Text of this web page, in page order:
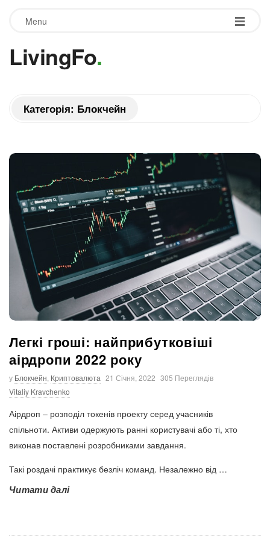
Menu
LivingFo.
Категорія: Блокчейн
Легкі гроші: найприбутковіші
аірдропи 2022 року
у Блокчейн Криптовалюта 21 Січня, 2022 305 Переглядів
Vitaliy Kravchenko
Аірдроп – розподіл токенів проекту серед учасників
спільноти. Активи одержують ранні користувачі або ті, хто
виконав поставлені розробниками завдання.
Такі роздачі практикує безліч команд. Незалежно від …
Читати далі